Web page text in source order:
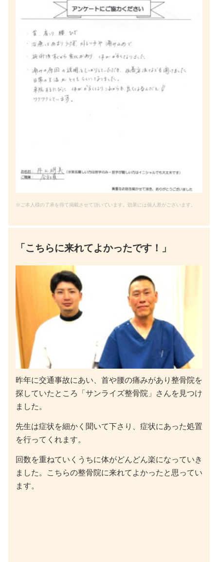
※ご本人様の了承を得て掲載させて頂いています。効果には個人差がございます。
「こちらに来れてよかったです！」
昨年に交通事故にあい、首や腰の痛みがあり整骨院を
探していたところ「サンライズ整骨院」さんを見つけ
ました。
先生は症状を細かく聞いて下さり、症状にあった処置
を行ってくれます。
回数を重ねていくうちに体がどんどん楽になっていき
ました。こちらの整骨院に来れてよかったと思ってい
ます。